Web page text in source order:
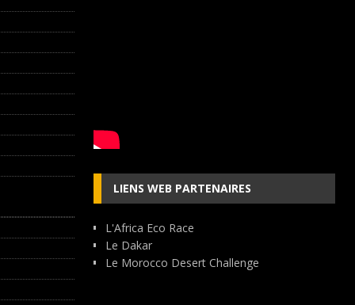
LIENS WEB PARTENAIRES
L'Africa Eco Race
Le Dakar
Le Morocco Desert Challenge